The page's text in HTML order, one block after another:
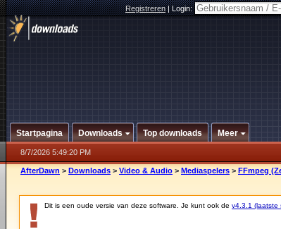
Registreren|Login:
Startpagina Downloads Top downloads Meer
8/7/2026 5:49:20 PM
AfterDawn > Downloads > Video & Audio > Mediaspelers > FFmpeg
Dit is een oude versie van deze software. Je kunt ook de v4.3.1 (laatste